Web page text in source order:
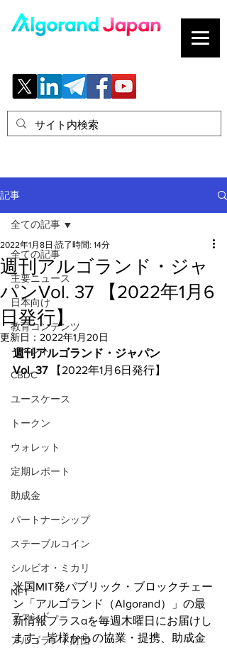
記事
全ての記事
主要ニュース
日本向け
教育コンテンツ
イベント
CBDC
ユースケース
トークン
ウォレット
定期レポート
助成金
パートナーシップ
ステーブルコイン
シルビオ・ミカリ
NFT
ファンド
アルゴランド財団
全ての記事
週刊アルゴランド・ジャ
パンVol. 37 【2022年1月6
日発行】
2022年1月8日 読了時間: 14分
更新日： 2022年1月20日
週刊アルゴランド・ジャパン
Vol. 37
【2022年1月6日発行】
米国MIT発パブリック・ブロックチェー
ン「アルゴランド（Algorand）」の最
新情報プラスαを毎週木曜日にお届けし
ます。皆様からの協業・提携、助成金